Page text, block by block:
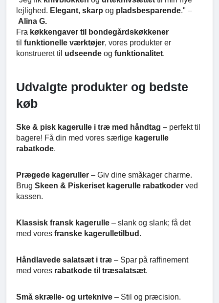
lejlighed. Elegant, skarp og pladsbesparende." –
Alina G.
Fra køkkengaver til bondegårdskøkkener
til funktionelle værktøjer, vores produkter er
konstrueret til udseende og funktionalitet.
Udvalgte produkter og bedste
køb
Ske & pisk kagerulle i træ med håndtag – perfekt til
bagere! Få din med vores særlige kagerulle
rabatkode.
Prægede kageruller – Giv dine småkager charme.
Brug Skeen & Piskeriset kagerulle rabatkoder ved
kassen.
Klassisk fransk kagerulle – slank og slank; få det
med vores franske kagerulletilbud .
Håndlavede salatsæt i træ – Spar på raffinement
med vores rabatkode til træsalatsæt.
Små skrælle- og urteknive – Stil og præcision.